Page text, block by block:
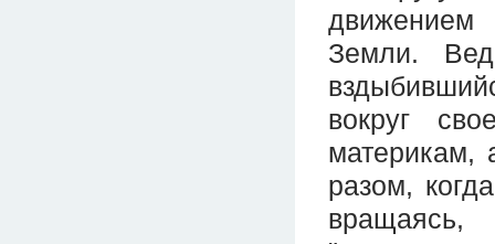
движением
Земли.
вокруг
материкам,
разом,
вращаясь,